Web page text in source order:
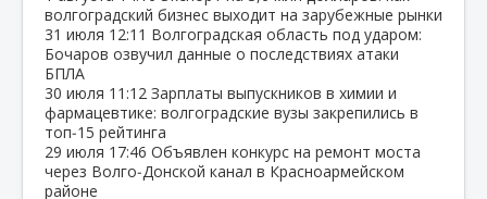
волгоградский бизнес выходит на зарубежные рынки
31 июля 12:11 Волгоградская область под ударом:
Бочаров озвучил данные о последствиях атаки
БПЛА
30 июля 11:12 Зарплаты выпускников в химии и
фармацевтике: волгоградские вузы закрепились в
топ‑15 рейтинга
29 июля 17:46 Объявлен конкурс на ремонт моста
через Волго‑Донской канал в Красноармейском
районе